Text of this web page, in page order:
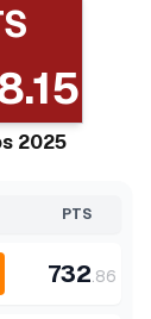
2025
PTS
732.86